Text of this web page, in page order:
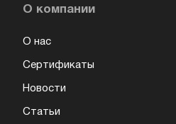
О компании
О нас
Сертификаты
Новости
Статьи